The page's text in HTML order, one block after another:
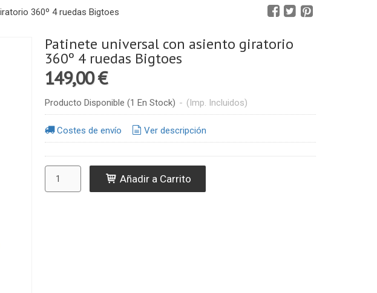
360º 4 ruedas Bigtoes
Patinete universal con asiento giratorio
360º 4 ruedas Bigtoes
149,00 €
Producto Disponible (1 En Stock) - (Imp. Incluidos)
Costes de envío Ver descripción
Añadir a Carrito